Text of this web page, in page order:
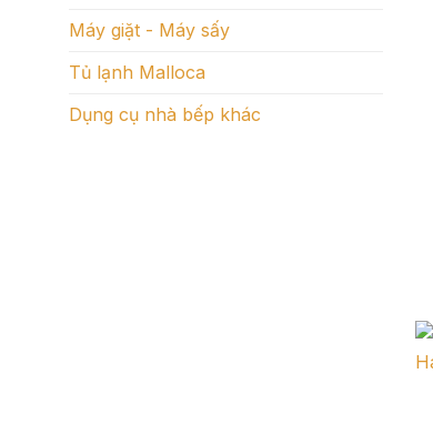
Máy giặt - Máy sấy
Tủ lạnh Malloca
Dụng cụ nhà bếp khác